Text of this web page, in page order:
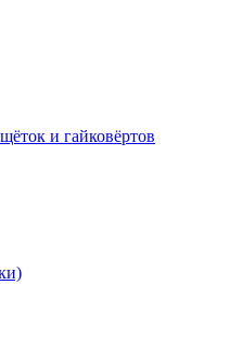
и гайковёртов